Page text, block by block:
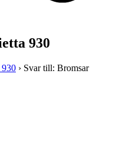
930
› Svar till: Bromsar